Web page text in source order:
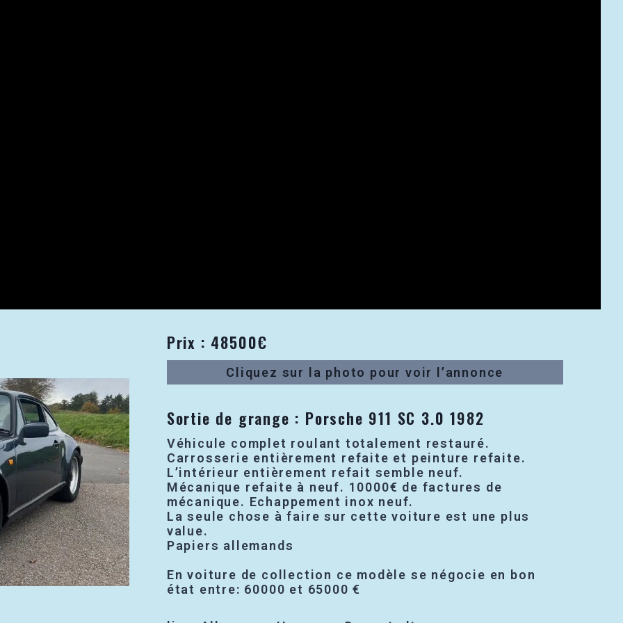
Prix : 48500€
Cliquez sur la photo pour voir l’annonce
Sortie de grange : Porsche 911 SC 3.0 1982
Véhicule complet roulant totalement restauré.
Carrosserie entièrement refaite et peinture refaite.
L’intérieur entièrement refait semble neuf.
Mécanique refaite à neuf. 10000€ de factures de
mécanique. Echappement inox neuf.
La seule chose à faire sur cette voiture est une plus
value.
Papiers allemands
En voiture de collection ce modèle se négocie en bon
état entre: 60000 et 65000 €